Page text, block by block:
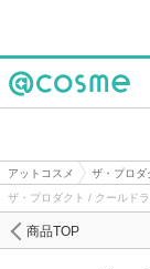
アットコスメ ザ・プロダ
ザ・プロダクト / クールド
商品TOP